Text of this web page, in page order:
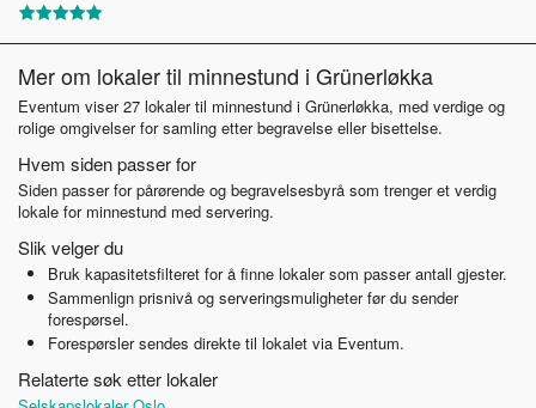
Mer om lokaler til minnestund i Grünerløkka
Eventum viser 27 lokaler til minnestund i Grünerløkka, med verdige og
rolige omgivelser for samling etter begravelse eller bisettelse.
Hvem siden passer for
Siden passer for pårørende og begravelsesbyrå som trenger et verdig
lokale for minnestund med servering.
Slik velger du
Bruk kapasitetsfilteret for å finne lokaler som passer antall gjester.
Sammenlign prisnivå og serveringsmuligheter før du sender
forespørsel.
Forespørsler sendes direkte til lokalet via Eventum.
Relaterte søk etter lokaler